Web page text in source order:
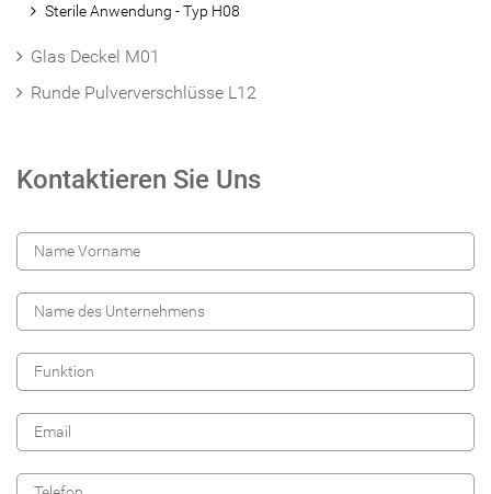
Sterile Anwendung - Typ H08
Glas Deckel M01
Runde Pulververschlüsse L12
Kontaktieren Sie Uns